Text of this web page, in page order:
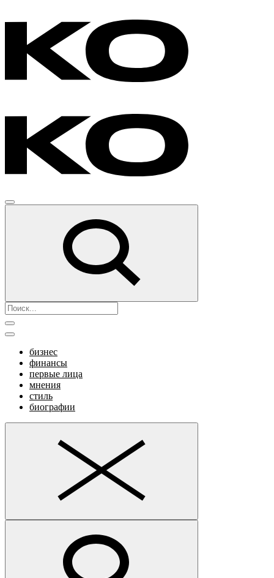
бизнес
финансы
первые лица
мнения
стиль
биографии